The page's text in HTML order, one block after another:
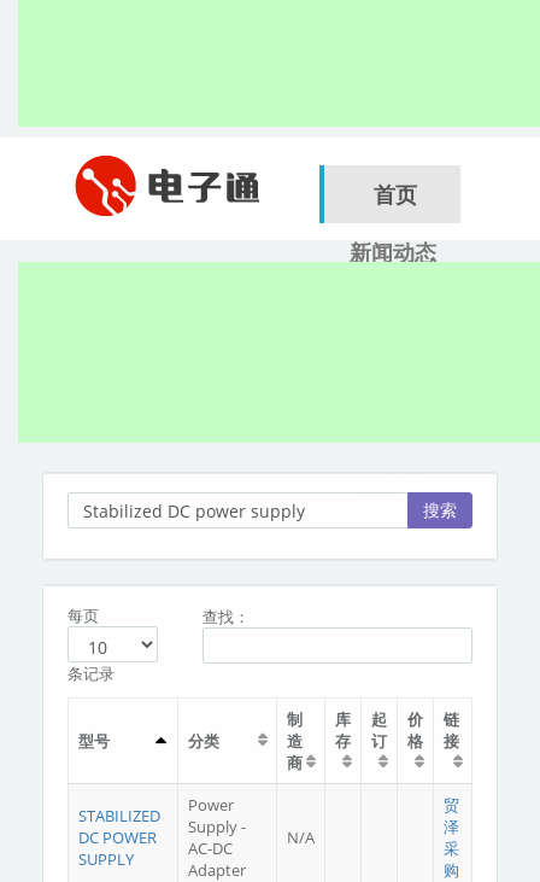
首页
新闻动态
服务商
搜索
每页
条记录
查找：
型号 分类
制
造
商
库
存
起
订
价
格
链
接
STABILIZED
DC POWER
SUPPLY
Power
Supply -
AC-DC
Adapter
N/A
贸
泽
采
购